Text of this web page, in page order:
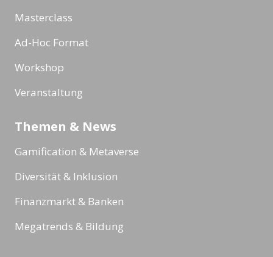
Masterclass
Ad-Hoc Format
Workshop
Veranstaltung
Themen & News
Gamification & Metaverse
Diversität & Inklusion
Finanzmarkt & Banken
Megatrends & Bildung